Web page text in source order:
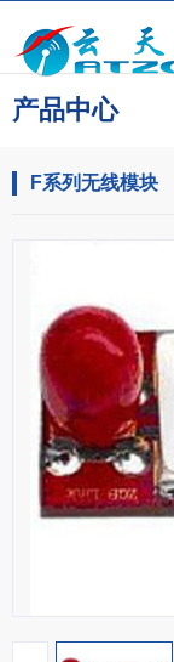
产品中心
F系列无线模块